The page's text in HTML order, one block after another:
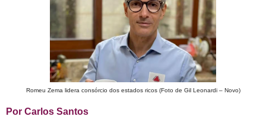
Romeu Zema lidera consórcio dos estados ricos (Foto de Gil Leonardi – Novo)
Por Carlos Santos